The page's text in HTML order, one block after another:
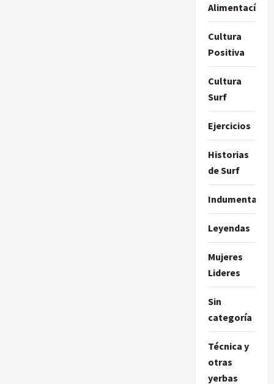
Alimentacíon
Cultura
Positiva
Cultura
Surf
Ejercicios
Historias
de Surf
Indumentaria
Leyendas
Mujeres
Lideres
Sin
categoría
Técnica y
otras
yerbas